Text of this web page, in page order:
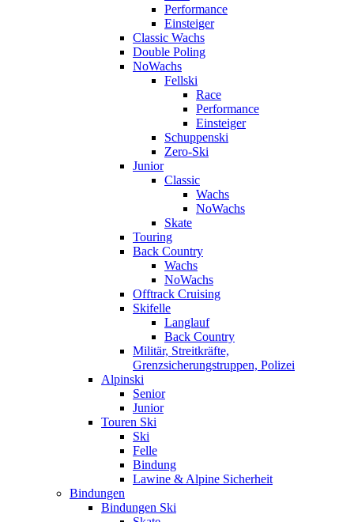
Performance
Einsteiger
Classic Wachs
Double Poling
NoWachs
Fellski
Race
Performance
Einsteiger
Schuppenski
Zero-Ski
Junior
Classic
Wachs
NoWachs
Skate
Touring
Back Country
Wachs
NoWachs
Offtrack Cruising
Skifelle
Langlauf
Back Country
Militär, Streitkräfte,
Grenzsicherungstruppen, Polizei
Alpinski
Senior
Junior
Touren Ski
Ski
Felle
Bindung
Lawine & Alpine Sicherheit
Bindungen
Bindungen Ski